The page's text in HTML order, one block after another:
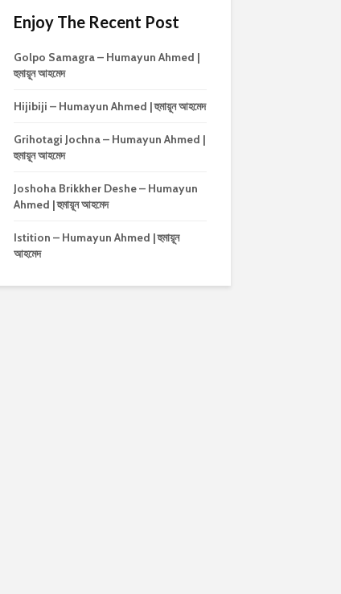
Enjoy The Recent Post
Golpo Samagra – Humayun Ahmed |
হুমায়ূন আহমেদ
Hijibiji – Humayun Ahmed | হুমায়ূন আহমেদ
Grihotagi Jochna – Humayun Ahmed |
হুমায়ূন আহমেদ
Joshoha Brikkher Deshe – Humayun
Ahmed | হুমায়ূন আহমেদ
Istition – Humayun Ahmed | হুমায়ূন
আহমেদ